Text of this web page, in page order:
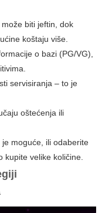
biti jeftin, dok
koštaju više.
o bazi (PG/VG),
servisiranja – to je
oštećenja ili
moguće, ili odaberite
kupite velike količine.